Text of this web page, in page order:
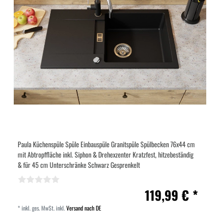
Paula Küchenspüle Spüle Einbauspüle Granitspüle Spülbecken 76x44 cm
mit Abtropffläche inkl. Siphon & Drehexzenter Kratzfest, hitzebeständig
& für 45 cm Unterschränke Schwarz Gesprenkelt
119,99 € *
*inkl. ges. MwSt.inkl.Versand nach DE